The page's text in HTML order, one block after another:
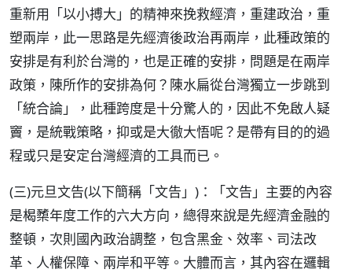
重新用「以小搏大」的精神來挽救經濟，重建政治，重
塑兩岸，此一思路是先經濟後政治再兩岸，此種政策的
安排是有利於台灣的，也是正確的安排，問題是在兩岸
政策，陳所作的安排為何？陳水扁從台灣獨立一步跳到
「統合論」，此種跨度是十分驚人的，因此不免啟人疑
竇，是統戰策略，抑或是大徹大悟呢？是帶有目的的過
程或只是安定台灣經濟的工具而已。
(三)元旦文告(以下簡稱「文告」)：「文告」主要的內容
是楬櫫年度工作的六大方向，總得來說是先經濟金融的
整頓，次則國內政治調整，包含黑金、效率、司法改
革、人權保障、兩岸和平等。大體而言，其內容在邏輯